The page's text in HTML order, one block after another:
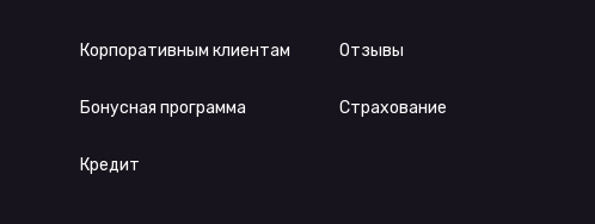
Корпоративным клиентам
Бонусная программа
Кредит
Отзывы
Страхование